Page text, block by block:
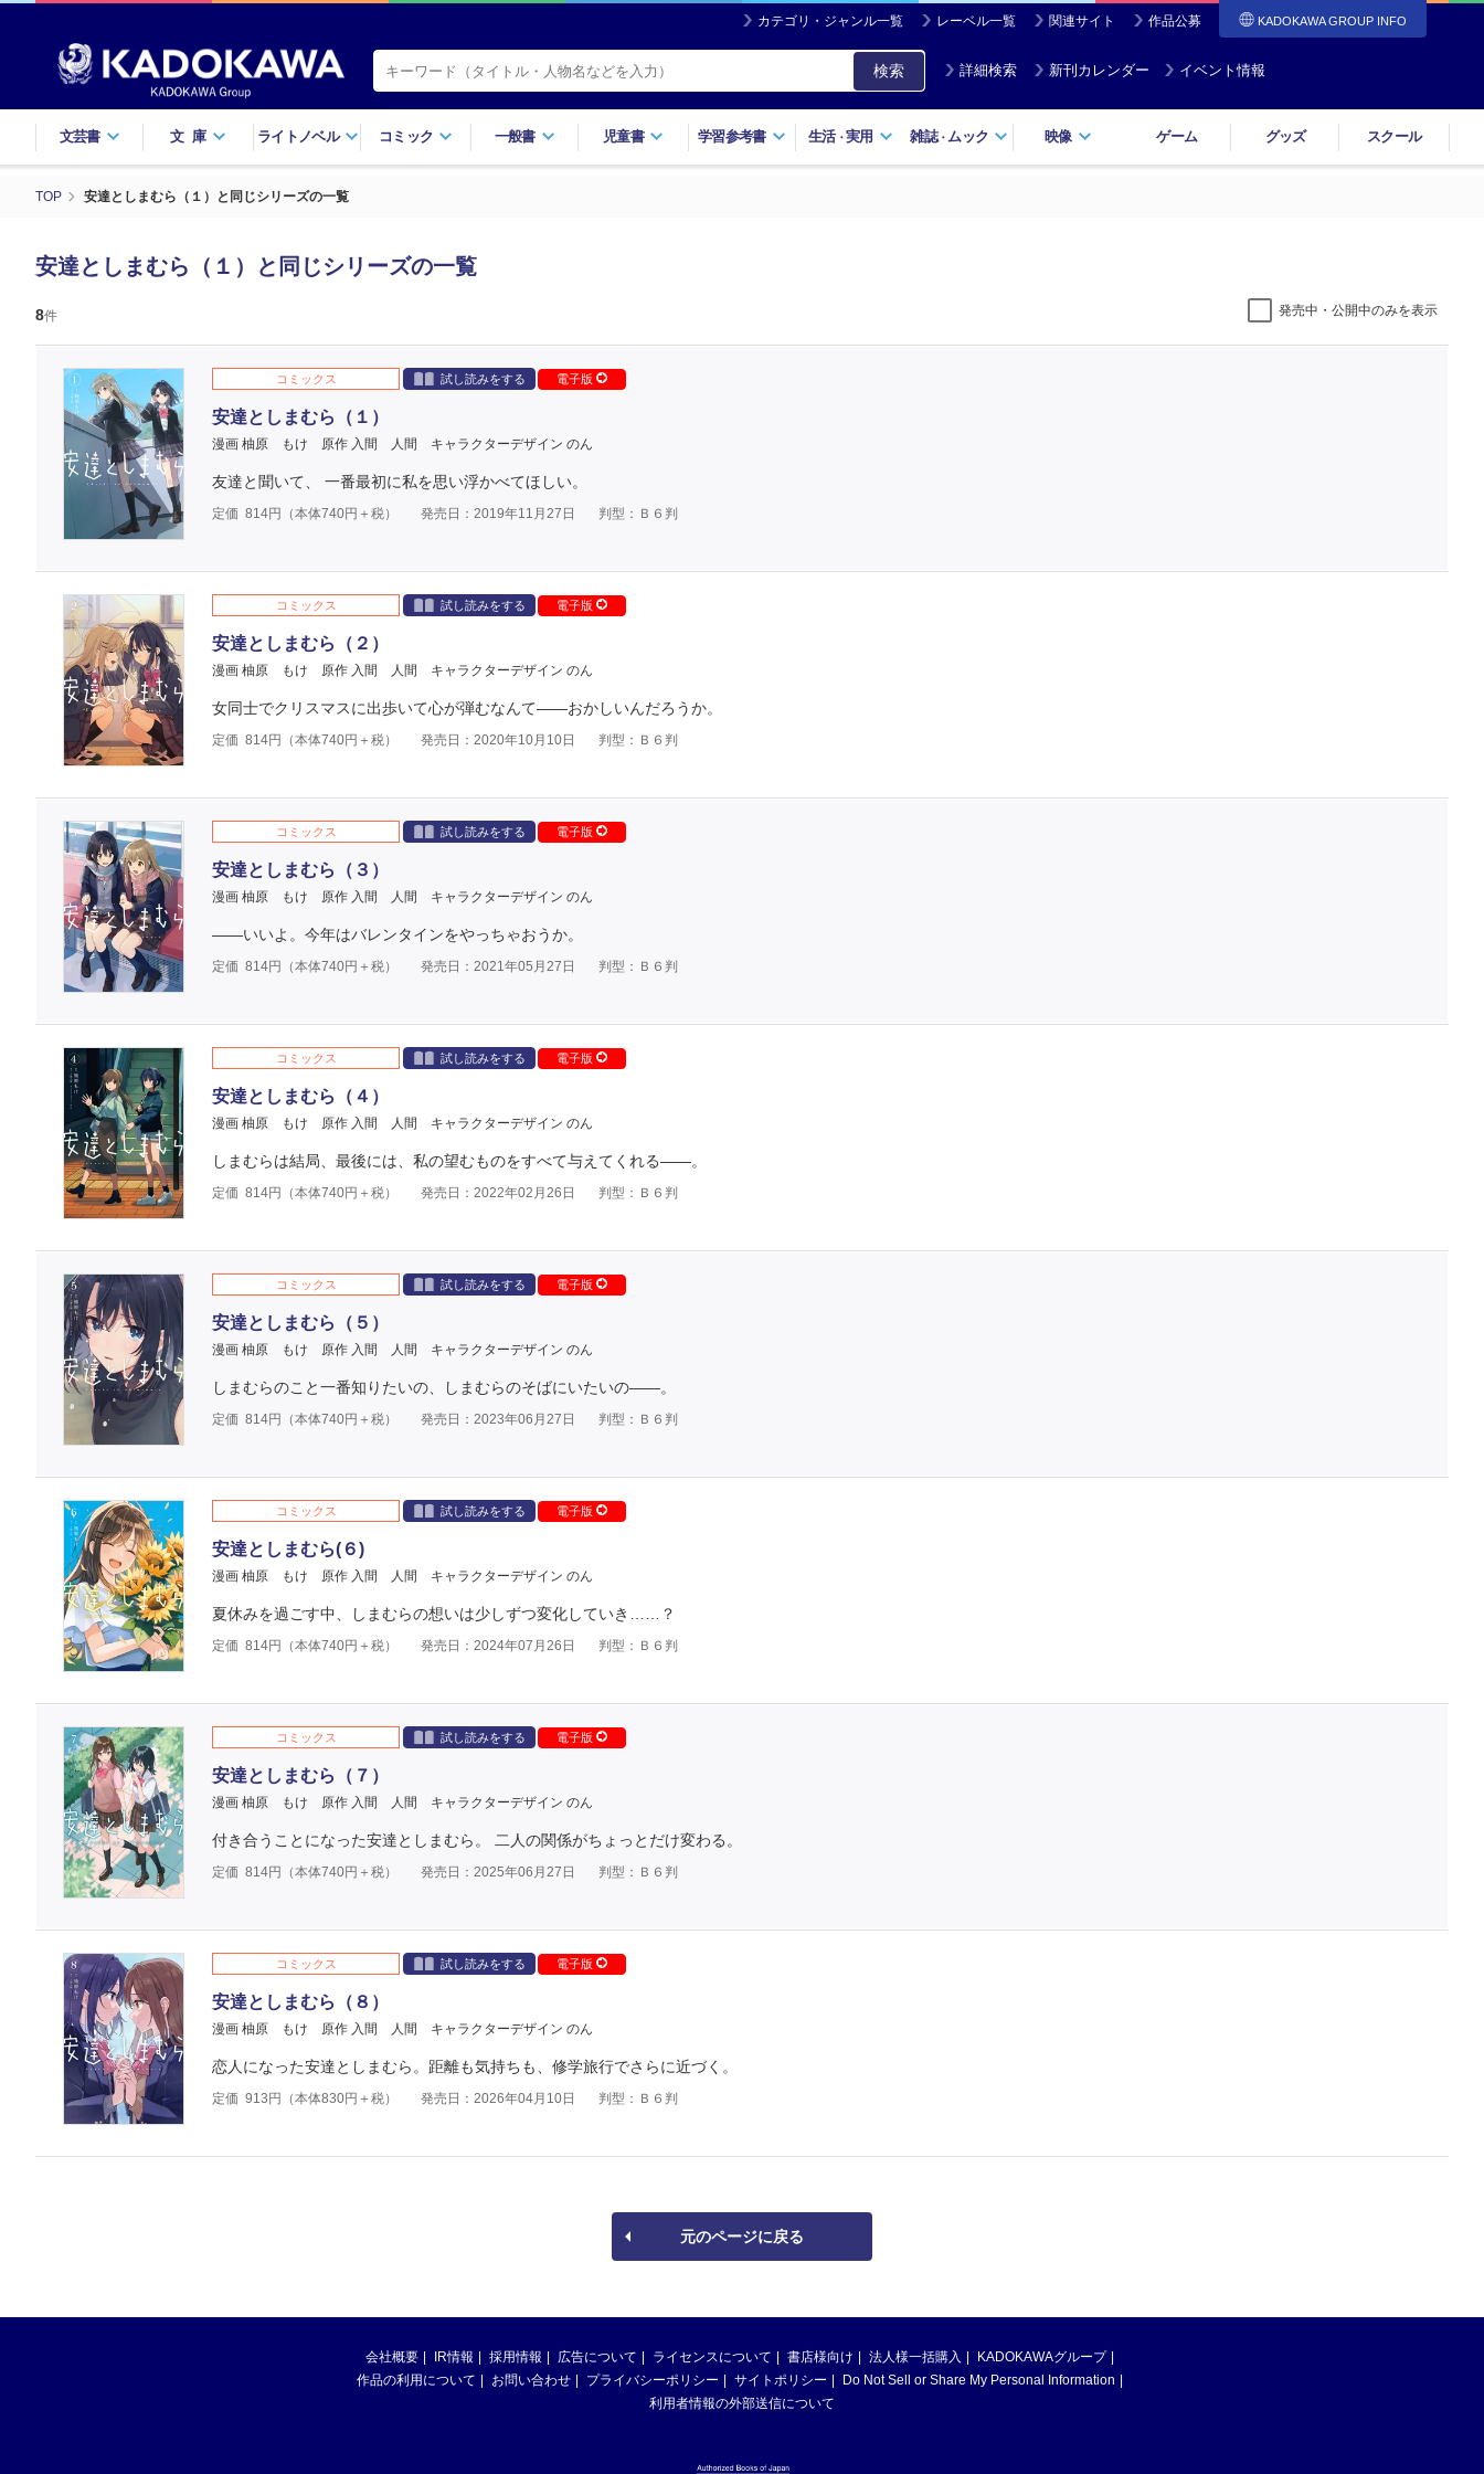
カテゴリ・ジャンル一覧 レーベル一覧 関連サイト 作品公募 KADOKAWA GROUP INFO
検索 詳細検索 新刊カレンダー イベント情報
文芸書 文庫 ライトノベル コミック 一般書 児童書 学習参考書 生活・実用 雑誌・ ムック 映像 ゲーム グッズ スクール
TOP 安達としまむら（１）と同じシリーズの一覧
安達としまむら（１）と同じシリーズの一覧
8件 発売中・公開中のみを表示
コミックス 試し読みをする 電子版
安達としまむら（１）
漫画 柚原 もけ 原作 入間 人間 キャラクターデザイン のん
友達と聞いて、 一番最初に私を思い浮かべてほしい。
定価 814円（本体740円＋税） 発売日：2019年11月27日 判型：Ｂ６判
コミックス 試し読みをする 電子版
安達としまむら（２）
漫画 柚原 もけ 原作 入間 人間 キャラクターデザイン のん
女同士でクリスマスに出歩いて心が弾むなんて――おかしいんだろうか。
定価 814円（本体740円＋税） 発売日：2020年10月10日 判型：Ｂ６判
コミックス 試し読みをする 電子版
安達としまむら（３）
漫画 柚原 もけ 原作 入間 人間 キャラクターデザイン のん
――いいよ。今年はバレンタインをやっちゃおうか。
定価 814円（本体740円＋税） 発売日：2021年05月27日 判型：Ｂ６判
コミックス 試し読みをする 電子版
安達としまむら（４）
漫画 柚原 もけ 原作 入間 人間 キャラクターデザイン のん
しまむらは結局、最後には、私の望むものをすべて与えてくれる――。
定価 814円（本体740円＋税） 発売日：2022年02月26日 判型：Ｂ６判
コミックス 試し読みをする 電子版
安達としまむら（５）
漫画 柚原 もけ 原作 入間 人間 キャラクターデザイン のん
しまむらのこと一番知りたいの、しまむらのそばにいたいの――。
定価 814円（本体740円＋税） 発売日：2023年06月27日 判型：Ｂ６判
コミックス 試し読みをする 電子版
安達としまむら(６)
漫画 柚原 もけ 原作 入間 人間 キャラクターデザイン のん
夏休みを過ごす中、しまむらの想いは少しずつ変化していき……？
定価 814円（本体740円＋税） 発売日：2024年07月26日 判型：Ｂ６判
コミックス 試し読みをする 電子版
安達としまむら（７）
漫画 柚原 もけ 原作 入間 人間 キャラクターデザイン のん
付き合うことになった安達としまむら。 二人の関係がちょっとだけ変わる。
定価 814円（本体740円＋税） 発売日：2025年06月27日 判型：Ｂ６判
コミックス 試し読みをする 電子版
安達としまむら（８）
漫画 柚原 もけ 原作 入間 人間 キャラクターデザイン のん
恋人になった安達としまむら。距離も気持ちも、修学旅行でさらに近づく。
定価 913 円（本体830円＋税） 発売日：2026年04月10日 判型：Ｂ６判
元のページに戻る
会社概要 IR情報 採用情報 広告について ライセンスについて 書店様向け 法人様一括購入
KADOKAWAグループ
作品の利用について
お問い合わせ プライバシーポリシー サイトポリシー
Do Not Sell or Share My Personal Information
利用者情報の外部送信について